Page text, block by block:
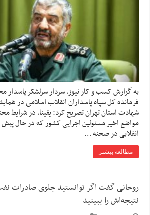
به گزارش کسب و کار نیوز، سردار سرلشکر
فرمانده کل سپاه پاسداران انقلاب اسلامی در
شهادت استان تهران تصریح کرد: یقینا، در شرایط
مواضع اخیر مسئولین اجرایی کشور که در حال پیش
انقلابی در صحنه …
مطالعه بیشتر
روحانی گفت اگر توانستید جلوی صادرات نفت
نتیجه‌اش را ببینید